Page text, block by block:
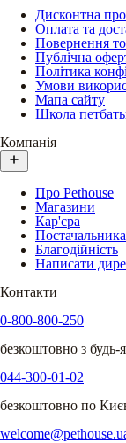
Дисконтна
Оплата та
Повернення
Публічна
Політика
Умови
Мапа сайту
Школа
Компанія
Про Pethouse
Магазини
Кар'єра
Благодійність
Написати
Контакти
0-800-800-250
безкоштовно з будь-
044-300-01-02
безкоштовно по